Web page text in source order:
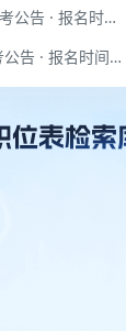
招考公告 · 报名时间 · 职位表 | 公告通知 | 时政热点 | 爱听干货 | 招考公告 | 公告通知 | 时政热点 | 爱听干货
招考公告 · 报名时间 | 职位表 | 公告通知 | 公安招警 | 招考公告 · 报名时间 · 职位表 | 公告通知